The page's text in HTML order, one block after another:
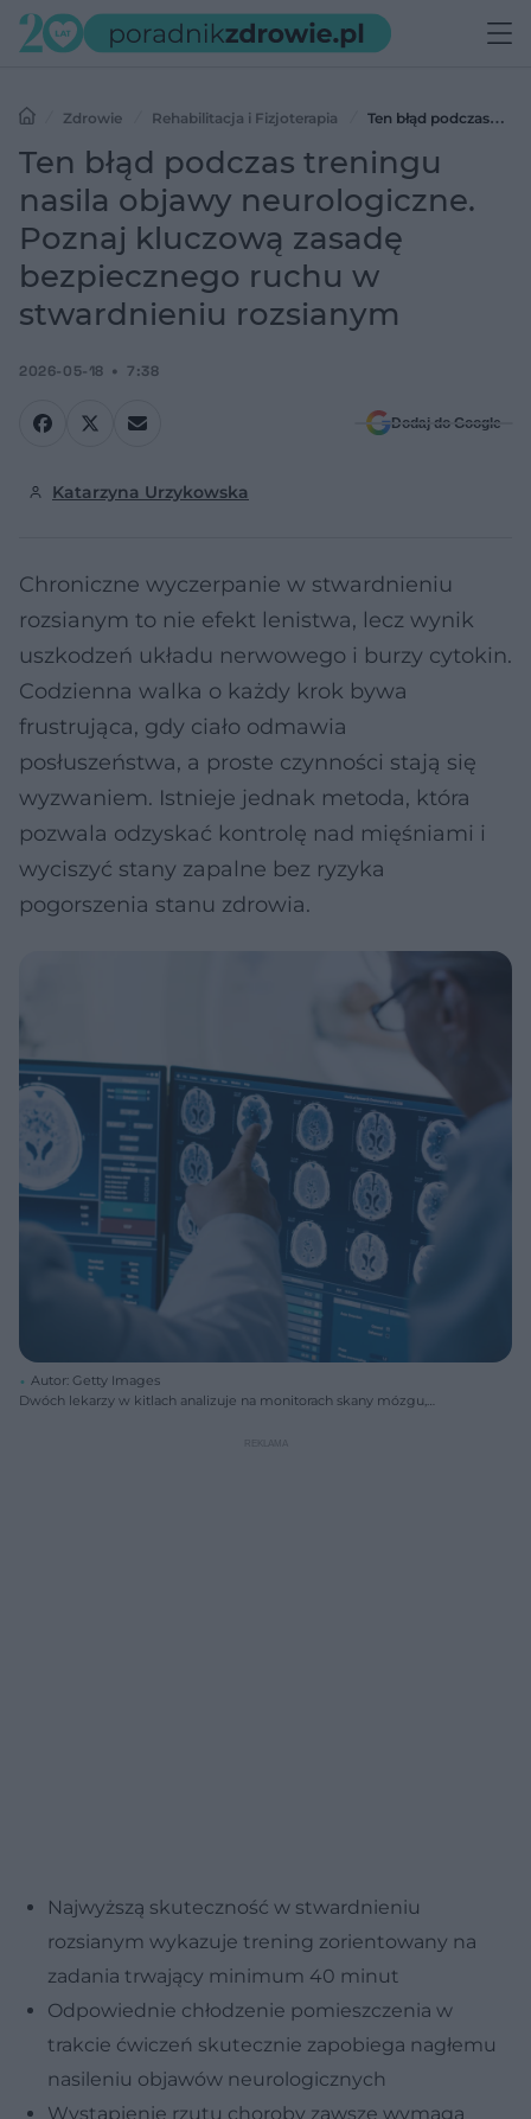
Zdrowie Rehabilitacja i Fizjoterapia
Ten błąd podczas
treningu nasila objawy neurologiczne. Poznaj kluczową zasadę
bezpiecznego ruchu w stwardnieniu rozsianym
Ten błąd podczas treningu
nasila objawy neurologiczne.
Poznaj kluczową zasadę
bezpiecznego ruchu w
stwardnieniu rozsianym
2026-05-18 7:38
Dodaj do Google
Katarzyna Urzykowska
Chroniczne wyczerpanie w stwardnieniu
rozsianym to nie efekt lenistwa, lecz wynik
uszkodzeń układu nerwowego i burzy cytokin.
Codzienna walka o każdy krok bywa
frustrująca, gdy ciało odmawia
posłuszeństwa, a proste czynności stają się
wyzwaniem. Istnieje jednak metoda, która
pozwala odzyskać kontrolę nad mięśniami i
wyciszyć stany zapalne bez ryzyka
pogorszenia stanu zdrowia.
Autor: Getty Images
Dwóch lekarzy w kitlach analizuje na monitorach skany mózgu,
wskazuje palcem na szczegóły widoczne na obrazie. Więcej o
Najwyższą skuteczność w stwardnieniu
rozsianym wykazuje trening zorientowany na
zadania trwający minimum 40 minut
Odpowiednie chłodzenie pomieszczenia w
trakcie ćwiczeń skutecznie zapobiega nagłemu
nasileniu objawów neurologicznych
Wystąpienie rzutu choroby zawsze wymaga